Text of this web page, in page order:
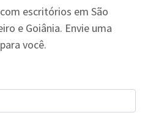
escritórios em São
e Goiânia. Envie uma
você.